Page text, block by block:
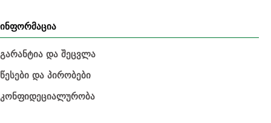
ინფორმაცია
გარანტია და შეცვლა
წესები და პირობები
კონფიდეციალურობა